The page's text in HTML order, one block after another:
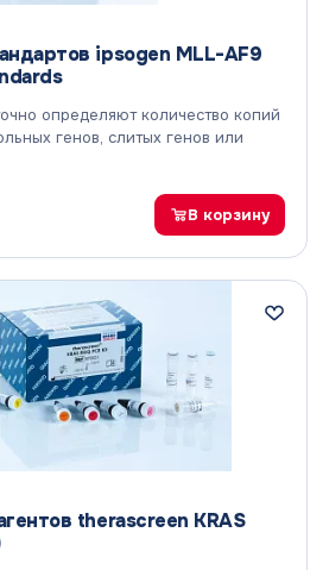
ipsogen MLL-AF9
определяют количество копий
генов, слитых генов или
В корзину
therascreen KRAS